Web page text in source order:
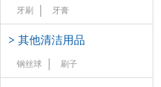
牙刷 牙膏
> 其他清洁用品
钢丝球 刷子